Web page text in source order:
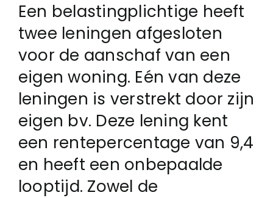
Login
Klachtenregeling
Contact
Een belastingplichtige heeft
twee leningen afgesloten
voor de aanschaf van een
eigen woning. Eén van deze
leningen is verstrekt door zijn
eigen bv. Deze lening kent
een rentepercentage van 9,4
en heeft een onbepaalde
looptijd. Zowel de